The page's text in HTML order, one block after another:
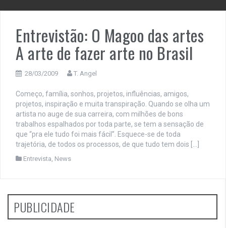
Entrevistão: O Magoo das artes
A arte de fazer arte no Brasil
28/03/2009 T. Angel
Começo, família, sonhos, projetos, influências, amigos,
projetos, inspiração e muita transpiração. Quando se olha um
artista no auge de sua carreira, com milhões de bons
trabalhos espalhados por toda parte, se tem a sensação de
que “pra ele tudo foi mais fácil”. Esquece-se de toda
trajetória, de todos os processos, de que tudo tem dois […]
Entrevista, News
PUBLICIDADE